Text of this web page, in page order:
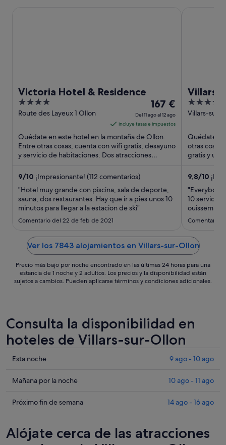
Victoria Hotel & Residence
4
out
5
Route des Layeux 1 Ollon
El
precio
es
de
167 €
por
11
ago
167 €
Del 11 ago al 12 ago
incluye tasas e impuestos
Quédate en este hotel en la montaña de Ollon.
Entre otras cosas, cuenta con wifi gratis, desayuno
y servicio de habitaciones. Dos atracciones
9/10 ¡Impresionante! (112 comentarios)
"Hotel muy grande con piscina, sala de deporte,
sauna, dos restaurantes. Hay que ir a pies unos 10
minutos para llegar a la estacion de ski"
Comentario del 22 de feb de 2021
Villars
5
out
5
Villars-sur-
Quédate
otras
gratis y un
9,8/10
"Everybody
10 service,
ouissem en
food at the
strongly
Comentario
Ver los 7843 alojamientos en Villars-sur-Ollon
Precio más bajo por noche encontrado en las últimas 24 horas para una
estancia de 1 noche y 2 adultos. Los precios y la disponibilidad están
sujetos a cambios. Pueden aplicarse términos y condiciones adicionales.
Consulta la disponibilidad en
hoteles de Villars-sur-Ollon
Comprueba
precios
Villars-
para
Esta noche 9 ago - 10 ago
Comprueba
precios
sur-
Mañana por la noche 10 ago - 11 ago
Comprueba
en
Próximo fin de semana 14 ago - 16 ago
Alójate cerca de las atracciones